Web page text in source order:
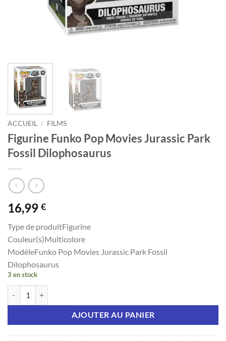
ACCUEIL / FILMS
Figurine Funko Pop Movies Jurassic Park
Fossil Dilophosaurus
16,99 €
Type de produitFigurine
Couleur(s)Multicolore
ModèleFunko Pop Movies Jurassic Park Fossil
Dilophosaurus
3 en stock
AJOUTER AU PANIER